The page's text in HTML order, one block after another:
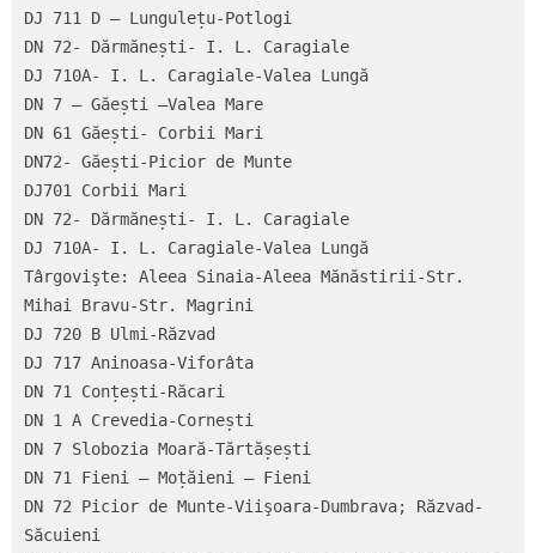
DJ 711 D – Lungulețu-Potlogi
DN 72- Dărmănești- I. L. Caragiale
DJ 710A- I. L. Caragiale-Valea Lungă
DN 7 – Găești –Valea Mare
DN 61 Găești- Corbii Mari
DN72- Găești-Picior de Munte
DJ701 Corbii Mari
DN 72- Dărmănești- I. L. Caragiale
DJ 710A- I. L. Caragiale-Valea Lungă
Târgovişte: Aleea Sinaia-Aleea Mănăstirii-Str.
Mihai Bravu-Str. Magrini
DJ 720 B Ulmi-Răzvad
DJ 717 Aninoasa-Viforâta
DN 71 Conțești-Răcari
DN 1 A Crevedia-Cornești
DN 7 Slobozia Moară-Tărtășești
DN 71 Fieni – Moțăieni – Fieni
DN 72 Picior de Munte-Viişoara-Dumbrava; Răzvad-
Săcuieni